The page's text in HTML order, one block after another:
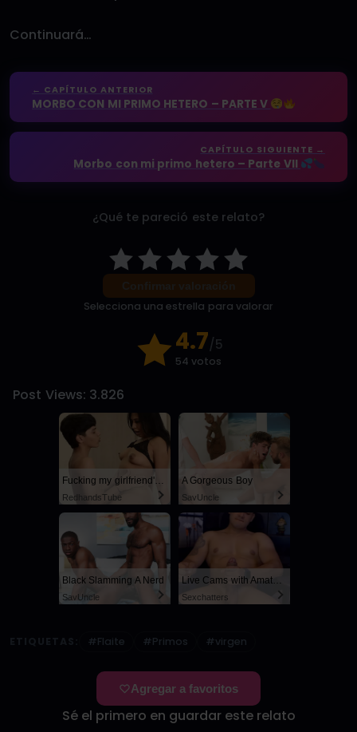
Continuará…
← CAPÍTULO ANTERIOR
MORBO CON MI PRIMO HETERO – PARTE V
CAPÍTULO SIGUIENTE →
Morbo con mi primo hetero – Parte VII
¿Qué te pareció este relato?
Selecciona una estrella para valorar
4.7/5
54 votos
Post Views: 3.826
Fucking my girlfriend's hot mommy by mistake
RedhandsTube
A Gorgeous Boy
SayUncle
Black Slamming A Nerd
SayUncle
Live Cams with Amateur Men
Sexchatters
#Flaite #Primos #virgen
Agregar a favoritos
Sé el primero en guardar este relato